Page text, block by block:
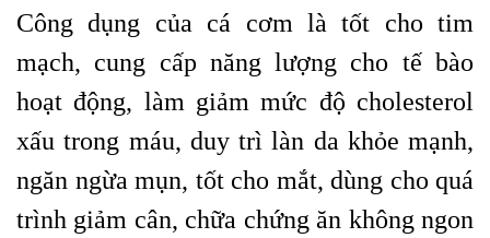
Công dụng của cá cơm là tốt cho tim
mạch, cung cấp năng lượng cho tế bào
hoạt động, làm giảm mức độ cholesterol
xấu trong máu, duy trì làn da khỏe mạnh,
ngăn ngừa mụn, tốt cho mắt, dùng cho quá
trình giảm cân, chữa chứng ăn không ngon